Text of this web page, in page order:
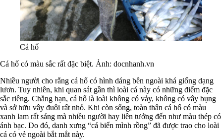
Cá hố
Cá hố có màu sắc rất đặc biệt. Ảnh: docnhanh.vn
Nhiều người cho rằng cá hố có hình dáng bên ngoài khá giống dạng
lươn. Tuy nhiên, khi quan sát gần thì loài cá này có những điểm đặc
sắc riêng. Chẳng hạn, cá hố là loài không có vảy, không có vây bụng
và sở hữu vây đuôi rất nhỏ. Khi còn sống, toàn thân cá hố có màu
xanh lam rất sáng mà nhiều người hay liên tưởng đến như màu thép có
ánh bạc. Do đó, danh xưng “cá biển mình rồng” đã được trao cho loài
cá có vẻ ngoài bắt mắt này.